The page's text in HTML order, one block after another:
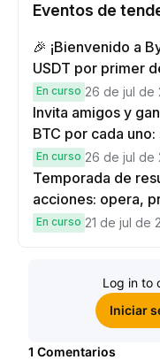
Eventos de
🎉 ¡Bienvenido a
USDT por primer
hasta 9,999 USDT
recompensas
En curso 26 de jul de
Invita amigos y
BTC por cada
En curso 26 de jul de
Temporada de
acciones: opera,
una Cybertruck.
En curso 21 de jul de
Log in to
Iniciar
1 Comentarios